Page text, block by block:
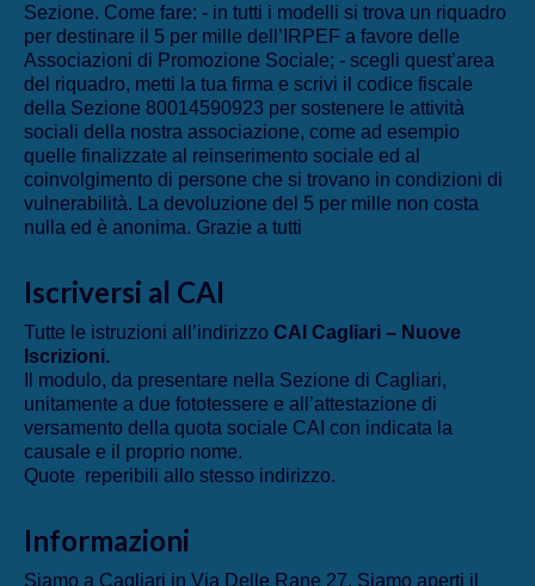
Sezione. Come fare: - in tutti i modelli si trova un riquadro
per destinare il 5 per mille dell’IRPEF a favore delle
Associazioni di Promozione Sociale; - scegli quest’area
del riquadro, metti la tua firma e scrivi il codice fiscale
della Sezione 80014590923 per sostenere le attività
sociali della nostra associazione, come ad esempio
quelle finalizzate al reinserimento sociale ed al
coinvolgimento di persone che si trovano in condizioni di
vulnerabilità. La devoluzione del 5 per mille non costa
nulla ed è anonima. Grazie a tutti
Iscriversi al CAI
Tutte le istruzioni all’indirizzo CAI Cagliari – Nuove
Iscrizioni.
Il modulo, da presentare nella Sezione di Cagliari,
unitamente a due fototessere e all’attestazione di
versamento della quota sociale CAI con indicata la
causale e il proprio nome.
Quote reperibili allo stesso indirizzo.
Informazioni
Siamo a Cagliari in Via Delle Rane 27. Siamo aperti il